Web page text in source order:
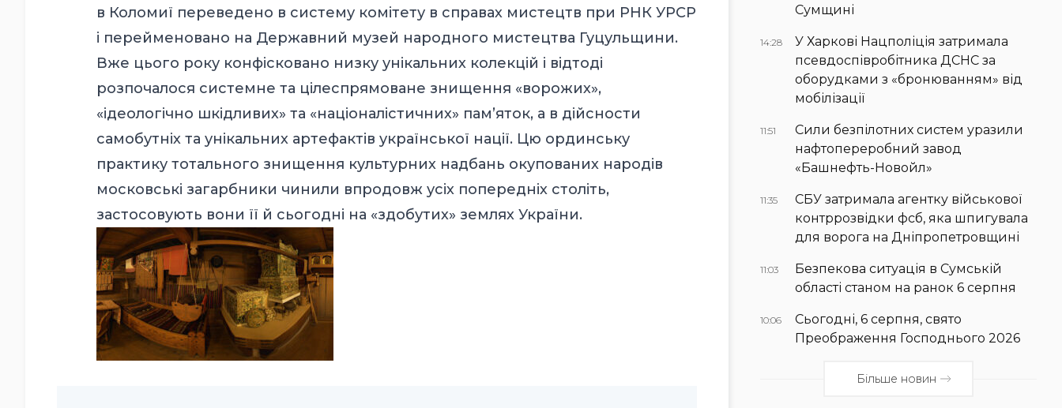
в Коломиї переведено в систему комітету в справах мистецтв при РНК УРСР
і перейменовано на Державний музей народного мистецтва Гуцульщини.
Вже цього року конфісковано низку унікальних колекцій і відтоді
розпочалося системне та цілеспрямоване знищення «ворожих»,
«ідеологічно шкідливих» та «націоналістичних» пам’яток, а в дійсности
самобутніх та унікальних артефактів української нації. Цю ординську
практику тотального знищення культурних надбань окупованих народів
московські загарбники чинили впродовж усіх попередніх століть,
застосовують вони її й сьогодні на «здобутих» землях України.
Сумщині
14:28
У Харкові Нацполіція затримала
псевдоспівробітника ДСНС за
оборудками з «бронюванням» від
мобілізації
11:51
Сили безпілотних систем уразили
нафтопереробний завод
«Башнефть-Новойл»
11:35
СБУ затримала агентку військової
контррозвідки фсб, яка шпигувала
для ворога на Дніпропетровщині
11:03
Безпекова ситуація в Сумській
області станом на ранок 6 серпня
10:06
Сьогодні, 6 серпня, свято
Преображення Господнього 2026
Більше новин